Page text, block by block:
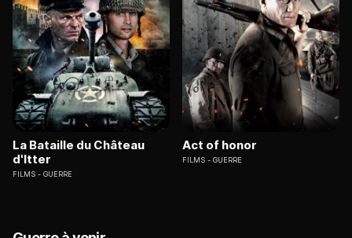
La Bataille du Château
d'Itter
FILMS GUERRE
Act of honor
FILMS GUERRE